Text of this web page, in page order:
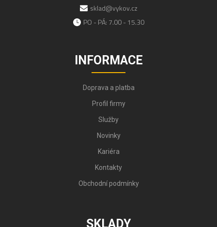
sklad@vykov.cz
PO - PÁ: 7.00 - 15.30
INFORMACE
Doprava a platba
Profil firmy
Služby
Novinky
Kariéra
Kontakty
Obchodní podmínky
SKLADY